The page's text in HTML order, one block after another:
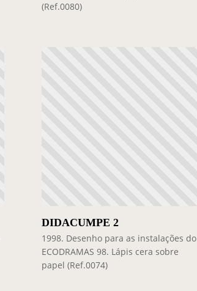
(Ref.0080)
DIDACUMPE 2
1998. Desenho para as instalações do
ECODRAMAS 98. Lápis cera sobre
papel (Ref.0074)